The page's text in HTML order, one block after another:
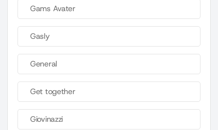
Gams Avater
Gasly
General
Get together
Giovinazzi